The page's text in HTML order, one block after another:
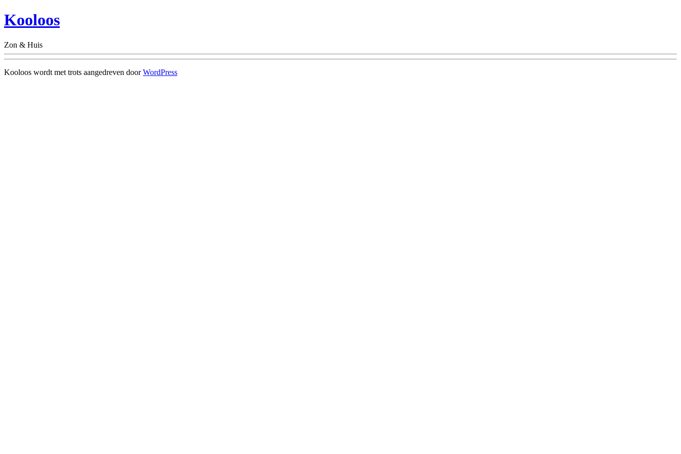
Kooloos
Zon & Huis
Kooloos wordt met trots aangedreven doorWordPress